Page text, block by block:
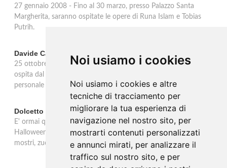
Noi usiamo i cookies
Noi usiamo i cookies e altre
tecniche di tracciamento per
migliorare la tua esperienza di
navigazione nel nostro sito, per
mostrarti contenuti personalizzati
e annunci mirati, per analizzare il
traffico sul nostro sito, e per
27 gennaio 2008 - Fino al 30 marzo, presso Palazzo Santa
Margherita, saranno ospitate le opere di Runa Islam e Tobias
Putrih.
Davide Cantoni
25 ottobre 2007 - La Galleria Blindarte Contemporanea di Napoli
ospita dal 25 ottobre all'11 gennaio 2008 la seconda mostra
personale di Davide Cantoni.
Dolcetto o scherzetto?
E' ormai qualche anno che gli italiani hanno 'adottato' la festa di
Halloween, prima tutta statunitense: serata di streghe e vampiri,
mostri, zucche e scheletri .... per esorcizzar